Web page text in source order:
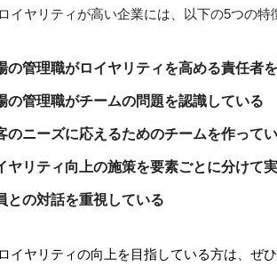
イヤリティが高い企業には、以下の5つの特
の管理職がロイヤリティを高める責任者
の管理職がチームの問題を認識している
のニーズに応えるためのチームを作って
ヤリティ向上の施策を要素ごとに分けて
との対話を重視している
イヤリティの向上を目指している方は、ぜ